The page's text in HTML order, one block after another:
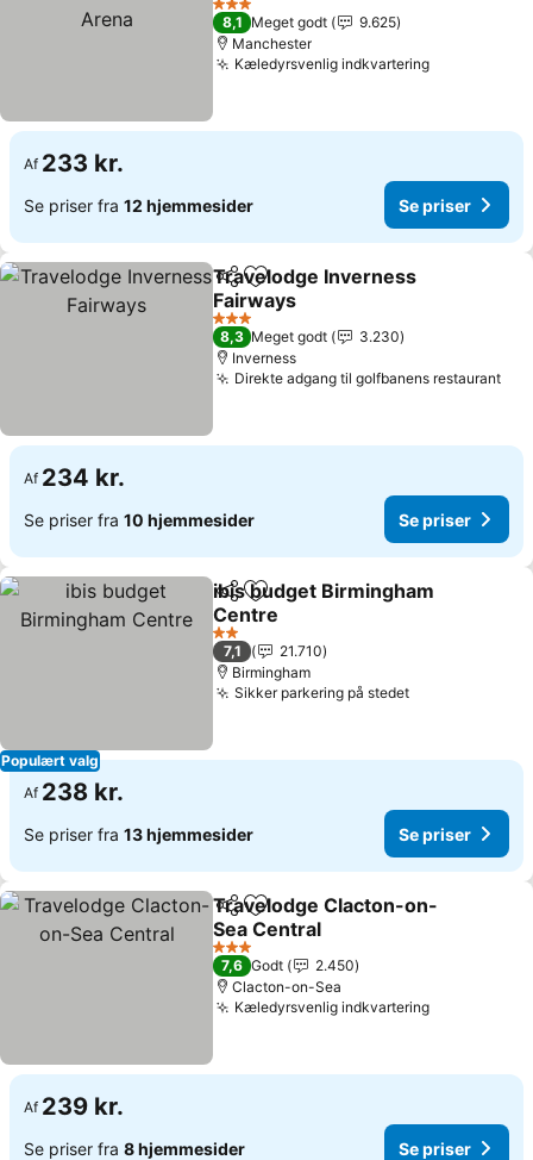
3 Stjerner
8,1 Meget godt
9.625
Manchester
Kæledyrsvenlig indkvartering
Af 233 kr.
Se priser fra 12 hjemmesider Se priser
Del Føj til favoritter
Travelodge Inverness
Fairways
3 Stjerner
8,3 Meget godt
3.230
Inverness
Direkte adgang til golfbanens restaurant
Af 234 kr.
Se priser fra 10 hjemmesider Se priser
Populært valg
Del Føj til favoritter
ibis budget Birmingham
Centre
2 Stjerner
7,1
21.710
Birmingham
Sikker parkering på stedet
Af 238 kr.
Se priser fra 13 hjemmesider Se priser
Del Føj til favoritter
Travelodge Clacton-on-
Sea Central
3 Stjerner
7,6 Godt
2.450
Clacton-on-Sea
Kæledyrsvenlig indkvartering
Af 239 kr.
Se priser fra 8 hjemmesider Se priser